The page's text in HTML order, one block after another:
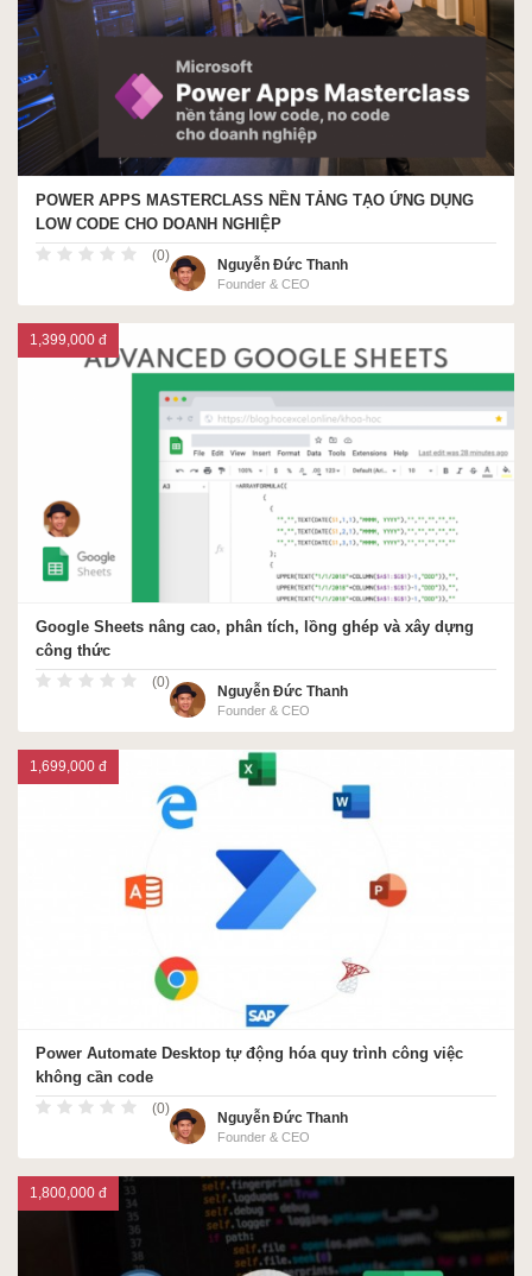
POWER APPS MASTERCLASS NỀN TẢNG TẠO ỨNG DỤNG
LOW CODE CHO DOANH NGHIỆP
(0)
Nguyễn Đức Thanh
Founder & CEO
Google Sheets nâng cao, phân tích, lồng ghép và xây dựng
công thức
(0)
Nguyễn Đức Thanh
Founder & CEO
1,399,000 đ
Power Automate Desktop tự động hóa quy trình công việc
không cần code
(0)
Nguyễn Đức Thanh
Founder & CEO
1,699,000 đ
1,800,000 đ